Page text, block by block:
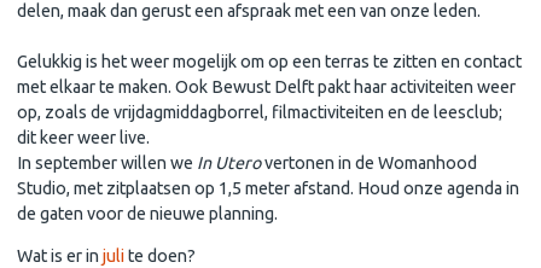
delen, maak dan gerust een afspraak met een van onze leden.
Gelukkig is het weer mogelijk om op een terras te zitten en contact
met elkaar te maken. Ook Bewust Delft pakt haar activiteiten weer
op, zoals de vrijdagmiddagborrel, filmactiviteiten en de leesclub;
dit keer weer live.
In september willen we In Uterovertonen in de Womanhood
Studio, met zitplaatsen op 1,5 meter afstand. Houd onze agenda in
de gaten voor de nieuwe planning.
Wat is er in julite doen?